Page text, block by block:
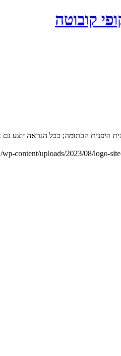
קובוטה
/wp-content/uploads/2023/08/logo-